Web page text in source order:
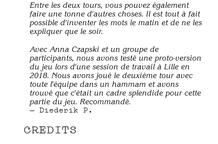
Entre les deux tours, vous pouvez également
faire une tonne d'autres choses. Il est tout à fait
possible d'inventer les mots le matin et de ne les
expliquer que le soir.
Avec Anna Czapski et un groupe de
participants, nous avons testé une proto-version
du jeu lors d'une session de travail à Lille en
2018. Nous avons joué le deuxième tour avec
toute l'équipe dans un hammam et avons
trouvé que c'était un cadre splendide pour cette
partie du jeu. Recommandé.
Diederik P.
CREDITS